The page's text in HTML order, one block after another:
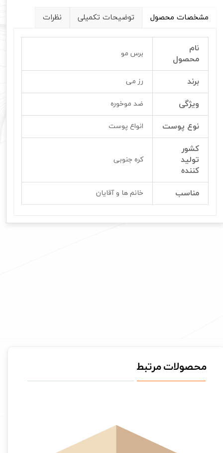
مشخصات محصول توضیحات تکمیلی نظرات
نام
محصول
برس مو
برند رز می
ویژگی ضد موخوره
نوع پوست انواع پوست
کشور
تولید
کننده
کره جنوبی
مناسب خانم ها و آقایان
محصولات مرتبط